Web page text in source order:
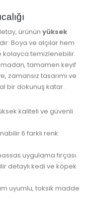
ürünün yüksek
Boya ve alçılar hem
kolayca temizlenebilir.
tamamen keyif
zamansız tasarımı ve
bir dokunuş katar.
kaliteli ve güvenli
6 farklı renk
uygulama fırçası.
detaylı kedi ve köpek
uyumlu, toksik madde